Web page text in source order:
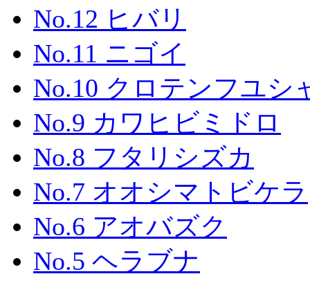
No.12 ヒバリ
No.11 ニゴイ
No.10 クロテンフユシ
No.9 カワヒビミドロ
No.8 フタリシズカ
No.7 オオシマトビケラ
No.6 アオバズク
No.5 ヘラブナ